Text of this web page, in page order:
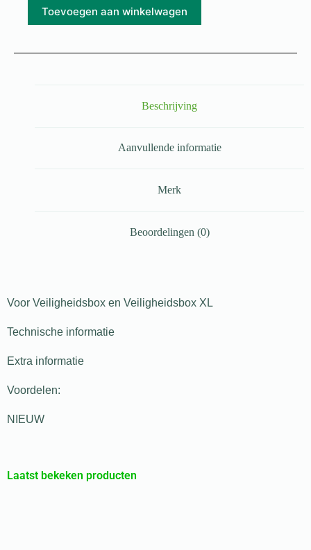
Toevoegen aan winkelwagen
Beschrijving
Aanvullende informatie
Merk
Beoordelingen (0)
Voor Veiligheidsbox en Veiligheidsbox XL
Technische informatie
Extra informatie
Voordelen:
NIEUW
Laatst bekeken producten